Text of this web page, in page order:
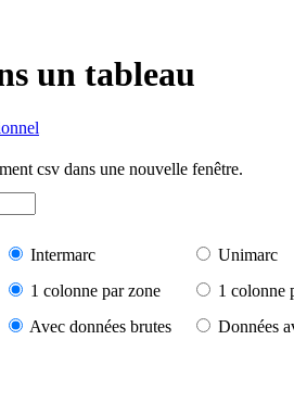
un tableau
csv dans une nouvelle fenêtre.
Intermarc
Unimarc
1 colonne par zone
1 colonne
Avec données brutes Données